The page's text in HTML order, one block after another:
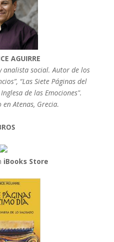
AGUIRRE
analista social. Autor de los
“Las Siete Páginas del
de las Emociones".
Atenas, Grecia.
iBooks Store